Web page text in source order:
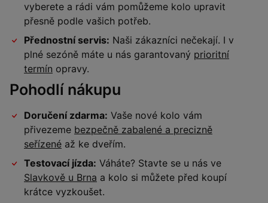
vyberete a rádi vám pomůžeme kolo upravit
přesně podle vašich potřeb.
Přednostní servis: Naši zákazníci nečekají. I v
plné sezóně máte u nás garantovaný prioritní
termín opravy.
Pohodlí nákupu
Doručení zdarma: Vaše nové kolo vám
přivezeme bezpečně zabalené a precizně
seřízené až ke dveřím.
Testovací jízda: Váháte? Stavte se u nás ve
Slavkově u Brna a kolo si můžete před koupí
krátce vyzkoušet.